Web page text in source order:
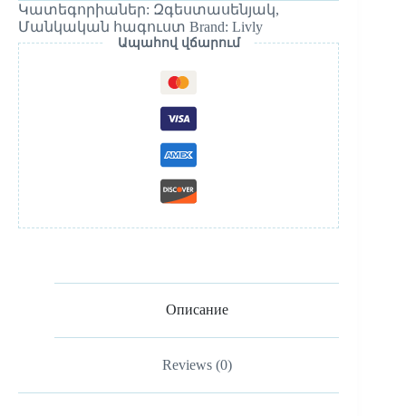
Կատեգորիաներ: Զգեստասենյակ,
Մանկական հագուստ Brand: Livly
Ապահով վճարում
Описание
Reviews (0)